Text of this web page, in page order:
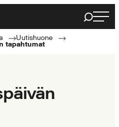
Haku
Uutishuone
tapahtumat